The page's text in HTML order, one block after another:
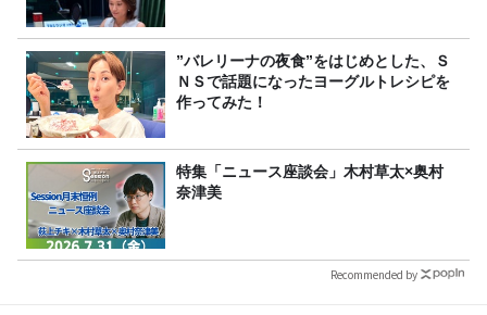
”バレリーナの夜食”をはじめとした、Ｓ
ＮＳで話題になったヨーグルトレシピを
作ってみた！
特集「ニュース座談会」木村草太×奥村
奈津美
Recommended by